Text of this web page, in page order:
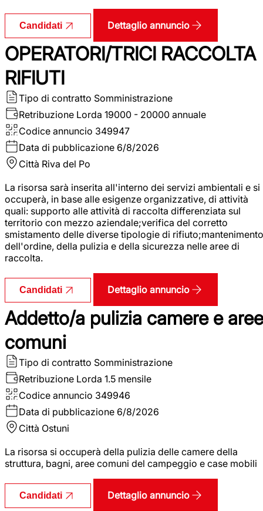
Candidati Dettaglio annuncio
OPERATORI/TRICI RACCOLTA
RIFIUTI
Tipo di contratto Somministrazione
Retribuzione Lorda 19000 - 20000 annuale
Codice annuncio 349947
Data di pubblicazione 6/8/2026
Città Riva del Po
La risorsa sarà inserita all'interno dei servizi ambientali e si
occuperà, in base alle esigenze organizzative, di attività
quali: supporto alle attività di raccolta differenziata sul
territorio con mezzo aziendale;verifica del corretto
smistamento delle diverse tipologie di rifiuto;mantenimento
dell'ordine, della pulizia e della sicurezza nelle aree di
raccolta.
Candidati Dettaglio annuncio
Addetto/a pulizia camere e aree
comuni
Tipo di contratto Somministrazione
Retribuzione Lorda 1.5 mensile
Codice annuncio 349946
Data di pubblicazione 6/8/2026
Città Ostuni
La risorsa si occuperà della pulizia delle camere della
struttura, bagni, aree comuni del campeggio e case mobili
Candidati Dettaglio annuncio